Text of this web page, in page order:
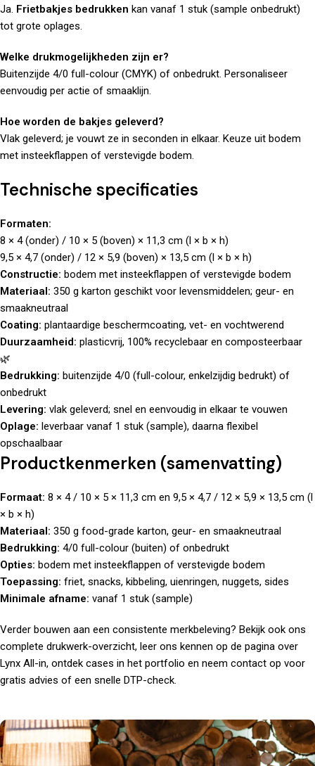
Ja. Frietbakjes bedrukken kan vanaf 1 stuk (sample onbedrukt)
tot grote oplages.
Welke drukmogelijkheden zijn er?
Buitenzijde 4/0 full-colour (CMYK) of onbedrukt. Personaliseer
eenvoudig per actie of smaaklijn.
Hoe worden de bakjes geleverd?
Vlak geleverd; je vouwt ze in seconden in elkaar. Keuze uit bodem
met insteekflappen of verstevigde bodem.
Technische specificaties
Formaten:
8 × 4 (onder) / 10 × 5 (boven) × 11,3 cm (l × b × h)
9,5 × 4,7 (onder) / 12 × 5,9 (boven) × 13,5 cm (l × b × h)
Constructie: bodem met insteekflappen of verstevigde bodem
Materiaal: 350 g karton geschikt voor levensmiddelen; geur- en
smaakneutraal
Coating: plantaardige beschermcoating, vet- en vochtwerend
Duurzaamheid: plasticvrij, 100% recyclebaar en composteerbaar
🌿
Bedrukking: buitenzijde 4/0 (full-colour, enkelzijdig bedrukt) of
onbedrukt
Levering: vlak geleverd; snel en eenvoudig in elkaar te vouwen
Oplage: leverbaar vanaf 1 stuk (sample), daarna flexibel
opschaalbaar
Productkenmerken (samenvatting)
Formaat: 8 × 4 / 10 × 5 × 11,3 cm en 9,5 × 4,7 / 12 × 5,9 × 13,5 cm (l
× b × h)
Materiaal: 350 g food-grade karton, geur- en smaakneutraal
Bedrukking: 4/0 full-colour (buiten) of onbedrukt
Opties: bodem met insteekflappen of verstevigde bodem
Toepassing: friet, snacks, kibbeling, uienringen, nuggets, sides
Minimale afname: vanaf 1 stuk (sample)
Verder bouwen aan een consistente merkbeleving? Bekijk ook ons
complete drukwerk-overzicht, leer ons kennen op de pagina over
Lynx All-in, ontdek cases in het portfolio en neem contact op voor
gratis advies of een snelle DTP-check.